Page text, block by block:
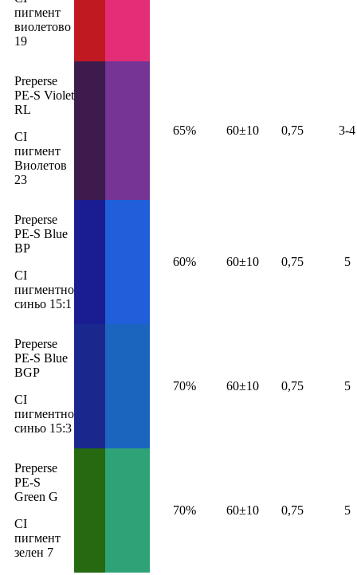
пигмент
виолетово
19
Preperse
PE-S Violet
RL
CI
пигмент
Виолетов
23
65% 60±10 0,75 3-4
Preperse
PE-S Blue
BP
CI
пигментно
синьо 15:1
60% 60±10 0,75 5
Preperse
PE-S Blue
BGP
CI
пигментно
синьо 15:3
70% 60±10 0,75 5
Preperse
PE-S
Green G
CI
пигмент
зелен 7
70% 60±10 0,75 5